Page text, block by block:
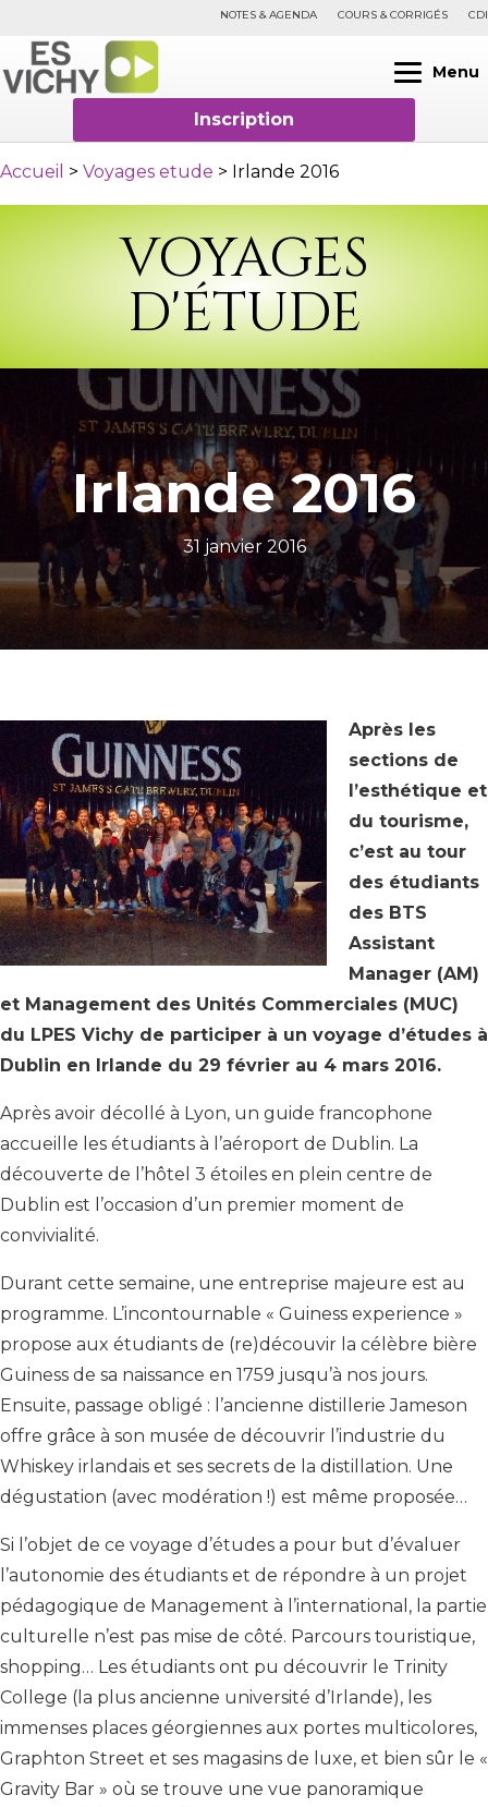
NOTES & AGENDA COURS & CORRIGÉS CDI
Menu
Inscription
Accueil > Voyages etude > Irlande 2016
VOYAGES
D'ÉTUDE
Irlande 2016
31 janvier 2016
Après les
sections de
l’esthétique et
du tourisme,
c’est au tour
des étudiants
des BTS
Assistant
Manager (AM)
et Management des Unités Commerciales (MUC)
du LPES Vichy de participer à un voyage d’études à
Dublin en Irlande du 29 février au 4 mars 2016.
Après avoir décollé à Lyon, un guide francophone
accueille les étudiants à l’aéroport de Dublin. La
découverte de l’hôtel 3 étoiles en plein centre de
Dublin est l’occasion d’un premier moment de
convivialité.
Durant cette semaine, une entreprise majeure est au
programme. L’incontournable « Guiness experience »
propose aux étudiants de (re)découvir la célèbre bière
Guiness de sa naissance en 1759 jusqu’à nos jours.
Ensuite, passage obligé : l’ancienne distillerie Jameson
offre grâce à son musée de découvrir l’industrie du
Whiskey irlandais et ses secrets de la distillation. Une
dégustation (avec modération !) est même proposée…
Si l’objet de ce voyage d’études a pour but d’évaluer
l’autonomie des étudiants et de répondre à un projet
pédagogique de Management à l’international, la partie
culturelle n’est pas mise de côté. Parcours touristique,
shopping… Les étudiants ont pu découvrir le Trinity
College (la plus ancienne université d’Irlande), les
immenses places géorgiennes aux portes multicolores,
Graphton Street et ses magasins de luxe, et bien sûr le «
Gravity Bar » où se trouve une vue panoramique